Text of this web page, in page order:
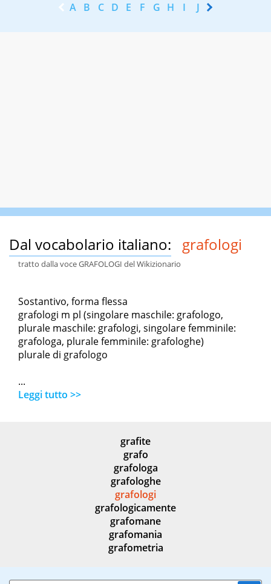
A B C D E F G H I J K
Dal vocabolario italiano: grafologi
tratto dalla voce GRAFOLOGI del Wikizionario
Sostantivo, forma flessa
grafologi m pl (singolare maschile: grafologo,
plurale maschile: grafologi, singolare femminile:
grafologa, plurale femminile: grafologhe)
plurale di grafologo
...
Leggi tutto >>
grafite
grafo
grafologa
grafologhe
grafologi
grafologicamente
grafomane
grafomania
grafometria